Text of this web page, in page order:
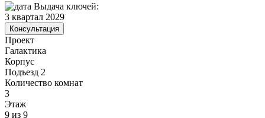
Выдача ключей:
3 квартал 2029
Консультация
Проект
Галактика
Корпус
Подъезд 2
Количество комнат
3
Этаж
9 из 9